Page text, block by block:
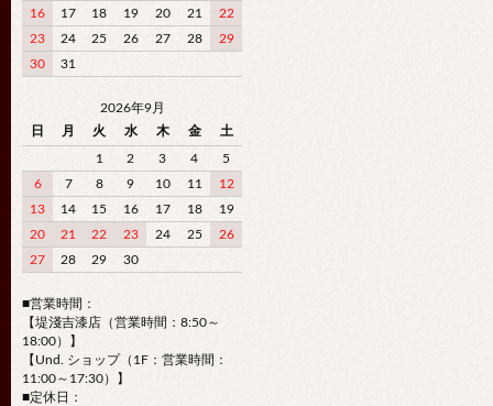
16
17 18 19 20 21
22
23
24 25 26 27 28
29
30
31
2026年9月
日
月 火 水 木 金 土
1 2 3 4
5
6
7 8 9 10 11
12
13
14 15 16 17 18
19
20
21 22 23 24 25
26
27
28 29 30
■営業時間：
【堤淺吉漆店（営業時間：8:50～
18:00）】
【Und. ショップ（1F：営業時間：
11:00～17:30）】
■定休日：